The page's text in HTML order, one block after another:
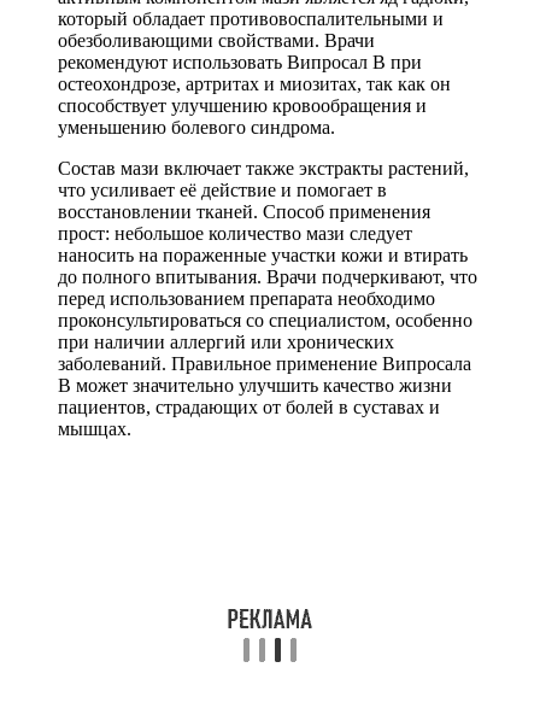
который обладает противовоспалительными и
обезболивающими свойствами. Врачи
рекомендуют использовать Випросал В при
остеохондрозе, артритах и миозитах, так как он
способствует улучшению кровообращения и
уменьшению болевого синдрома.
Состав мази включает также экстракты растений,
что усиливает её действие и помогает в
восстановлении тканей. Способ применения
прост: небольшое количество мази следует
наносить на пораженные участки кожи и втирать
до полного впитывания. Врачи подчеркивают, что
перед использованием препарата необходимо
проконсультироваться со специалистом, особенно
при наличии аллергий или хронических
заболеваний. Правильное применение Випросала
В может значительно улучшить качество жизни
пациентов, страдающих от болей в суставах и
мышцах.